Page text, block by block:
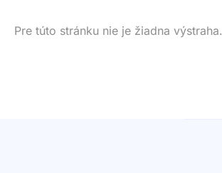
Pre túto stránku nie je žiadna výstraha.